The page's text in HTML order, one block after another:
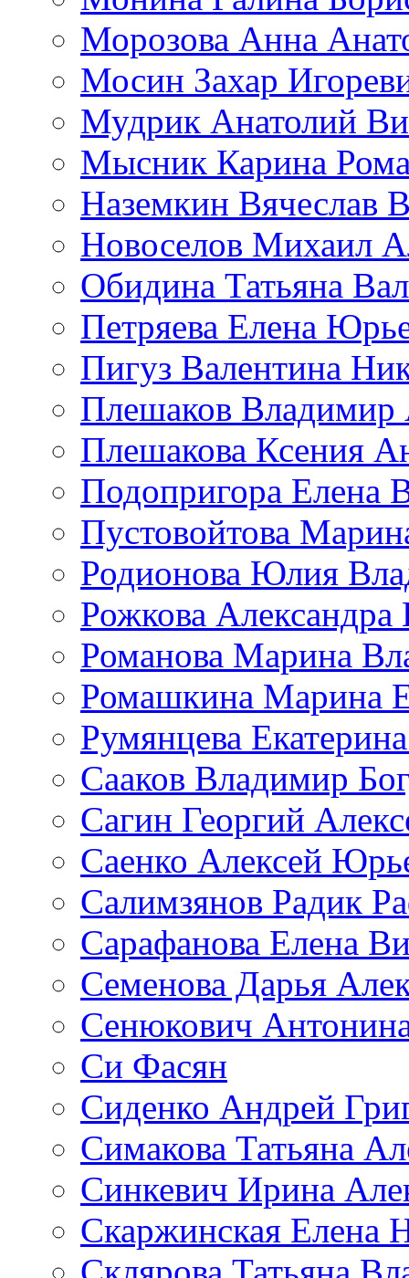
Морозова Анна
Мосин Захар
Мудрик Анатолий
Мысник Карина
Наземкин Вячеслав
Новоселов Михаил
Обидина Татьяна
Петряева Елена
Пигуз Валентина
Плешаков Владимир
Плешакова Ксения
Подопригора Елена
Пустовойтова
Родионова Юлия
Рожкова Александра
Романова Марина
Ромашкина Марина
Румянцева
Сааков Владимир
Сагин Георгий
Саенко Алексей
Салимзянов Радик
Сарафанова Елена
Семенова Дарья
Сенюкович
Си Фасян
Сиденко Андрей
Симакова Татьяна
Синкевич Ирина
Скаржинская Елена